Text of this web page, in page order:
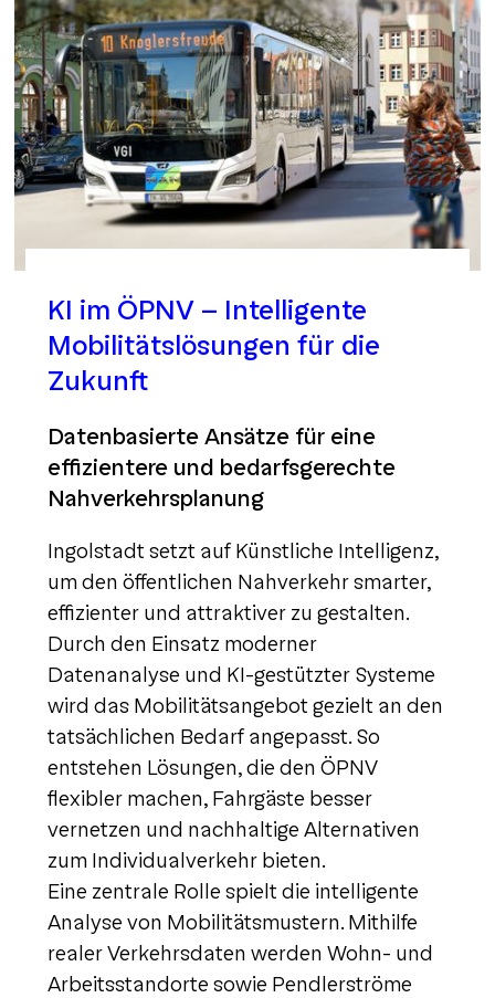
KI im ÖPNV – Intelligente
Mobilitätslösungen für die
Zukunft
Datenbasierte Ansätze für eine
effizientere und bedarfsgerechte
Nahverkehrsplanung
Ingolstadt setzt auf Künstliche Intelligenz,
um den öffentlichen Nahverkehr smarter,
effizienter und attraktiver zu gestalten.
Durch den Einsatz moderner
Datenanalyse und KI-gestützter Systeme
wird das Mobilitätsangebot gezielt an den
tatsächlichen Bedarf angepasst. So
entstehen Lösungen, die den ÖPNV
flexibler machen, Fahrgäste besser
vernetzen und nachhaltige Alternativen
zum Individualverkehr bieten.
Eine zentrale Rolle spielt die intelligente
Analyse von Mobilitätsmustern. Mithilfe
realer Verkehrsdaten werden Wohn- und
Arbeitsstandorte sowie Pendlerströme